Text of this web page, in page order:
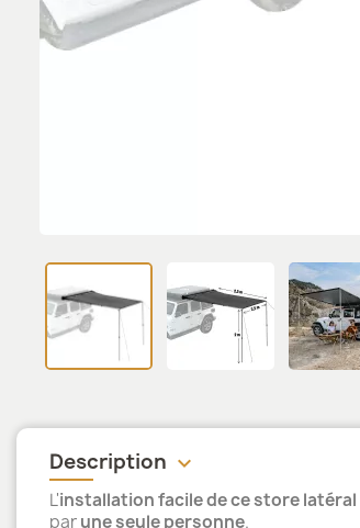
Description keyboard_arrow_down
L'installation facile de ce store latéral
parune seule personne.